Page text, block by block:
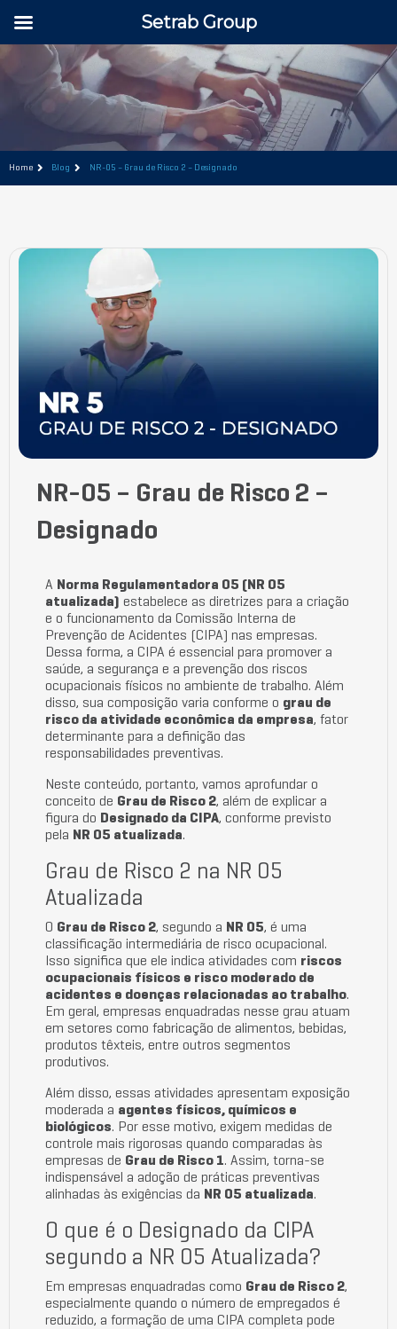
Home Blog NR-05 – Grau de Risco 2 – Designado
NR-05 – Grau de Risco 2 –
Designado
A Norma Regulamentadora 05 (NR 05
atualizada)
estabelece as diretrizes para a criação
e o funcionamento da Comissão Interna de
Prevenção de Acidentes (CIPA) nas empresas.
Dessa forma, a CIPA é essencial para promover a
saúde, a segurança e a prevenção dos riscos
ocupacionais físicos no ambiente de trabalho. Além
disso, sua composição varia conforme o grau de
risco da atividade econômica da empresa, fator
determinante para a definição das
responsabilidades preventivas.
Neste conteúdo, portanto, vamos aprofundar o
conceito de Grau de Risco 2, além de explicar a
figura do Designado da CIPA, conforme previsto
pela NR 05 atualizada.
Grau de Risco 2 na NR 05
Atualizada
O Grau de Risco 2, segundo a NR 05, é uma
classificação intermediária de risco ocupacional.
Isso significa que ele indica atividades com riscos
ocupacionais físicos e risco moderado de
acidentes e doenças relacionadas ao trabalho.
Em geral, empresas enquadradas nesse grau atuam
em setores como fabricação de alimentos, bebidas,
produtos têxteis, entre outros segmentos
produtivos.
Além disso, essas atividades apresentam exposição
moderada a agentes físicos, químicos e
biológicos. Por esse motivo, exigem medidas de
controle mais rigorosas quando comparadas às
empresas de Grau de Risco 1. Assim, torna-se
indispensável a adoção de práticas preventivas
alinhadas às exigências da NR 05 atualizada.
O que é o Designado da CIPA
segundo a NR 05 Atualizada?
Em empresas enquadradas como Grau de Risco 2,
especialmente quando o número de empregados é
reduzido, a formação de uma CIPA completa pode
Setrab Group